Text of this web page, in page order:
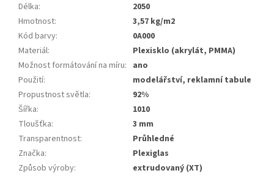
Délka:
2050
Hmotnost:
3,57 kg/m2
Kód barvy:
0A000
Materiál:
Plexisklo (akrylát, PMMA)
Možnost formátování na míru: ano
Použití:
modelářství, reklamní tabule
Propustnost světla:
92%
Šířka:
1010
Tloušťka:
3 mm
Transparentnost:
Průhledné
Značka:
Plexiglas
Způsob výroby: extrudovaný (XT)